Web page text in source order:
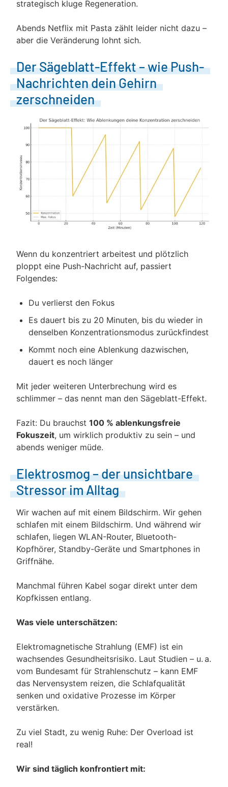
strategisch kluge Regeneration.
Abends Netflix mit Pasta zählt leider nicht dazu –
aber die Veränderung lohnt sich.
Der Sägeblatt-Effekt – wie Push-
Nachrichten dein Gehirn
zerschneiden
Wenn du konzentriert arbeitest und plötzlich
ploppt eine Push-Nachricht auf, passiert
Folgendes:
Du verlierst den Fokus
Es dauert bis zu 20 Minuten, bis du wieder in
denselben Konzentrationsmodus zurückfindest
Kommt noch eine Ablenkung dazwischen,
dauert es noch länger
Mit jeder weiteren Unterbrechung wird es
schlimmer – das nennt man den Sägeblatt-Effekt.
Fazit: Du brauchst 100 % ablenkungsfreie
Fokuszeit, um wirklich produktiv zu sein – und
abends weniger müde.
Elektrosmog – der unsichtbare
Stressor im Alltag
Wir wachen auf mit einem Bildschirm. Wir gehen
schlafen mit einem Bildschirm. Und während wir
schlafen, liegen WLAN-Router, Bluetooth-
Kopfhörer, Standby-Geräte und Smartphones in
Griffnähe.
Manchmal führen Kabel sogar direkt unter dem
Kopfkissen entlang.
Was viele unterschätzen:
Elektromagnetische Strahlung (EMF) ist ein
wachsendes Gesundheitsrisiko. Laut Studien – u. a.
vom Bundesamt für Strahlenschutz – kann EMF
das Nervensystem reizen, die Schlafqualität
senken und oxidative Prozesse im Körper
verstärken.
Zu viel Stadt, zu wenig Ruhe: Der Overload ist
real!
Wir sind täglich konfrontiert mit: